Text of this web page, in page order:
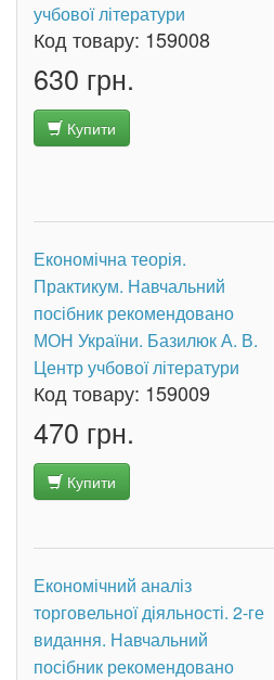
учбової літератури
Код товару: 159008
630 грн.
Купити
Економічна теорія.
Практикум. Навчальний
посібник рекомендовано
МОН України. Базилюк А. В.
Центр учбової літератури
Код товару: 159009
470 грн.
Купити
Економічний аналіз
торговельної діяльності. 2-ге
видання. Навчальний
посібник рекомендовано